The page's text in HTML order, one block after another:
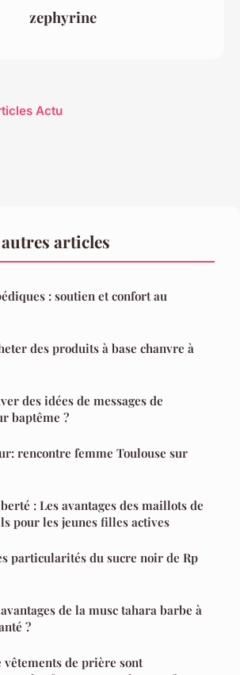
zephyrine
Actu
articles
: soutien et confort au
des produits à base chanvre à
des idées de messages de
baptême ?
rencontre femme Toulouse sur
: Les avantages des maillots de
pour les jeunes filles actives
particularités du sucre noir de Rp
de la musc tahara barbe à
?
vêtements de prière sont